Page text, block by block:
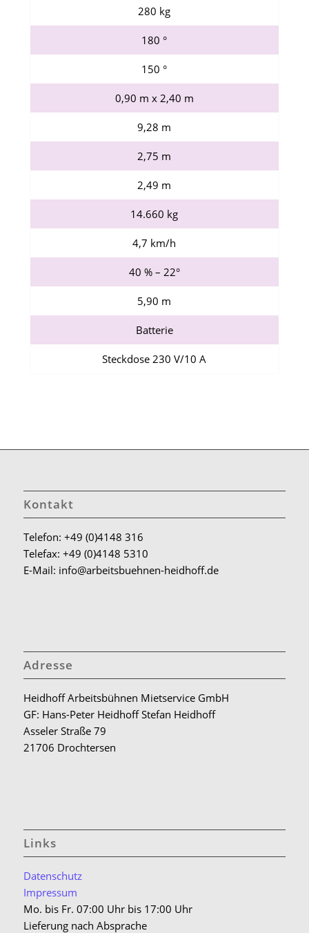
280 kg
180 °
150 °
0,90 m x 2,40 m
9,28 m
2,75 m
2,49 m
14.660 kg
4,7 km/h
40 % – 22°
5,90 m
Batterie
Steckdose 230 V/10 A
Kontakt
Telefon: +49 (0)4148 316
Telefax: +49 (0)4148 5310
E-Mail: info@arbeitsbuehnen-heidhoff.de
Adresse
Heidhoff Arbeitsbühnen Mietservice GmbH
GF: Hans-Peter Heidhoff Stefan Heidhoff
Asseler Straße 79
21706 Drochtersen
Links
Datenschutz
Impressum
Mo. bis Fr. 07:00 Uhr bis 17:00 Uhr
Lieferung nach Absprache